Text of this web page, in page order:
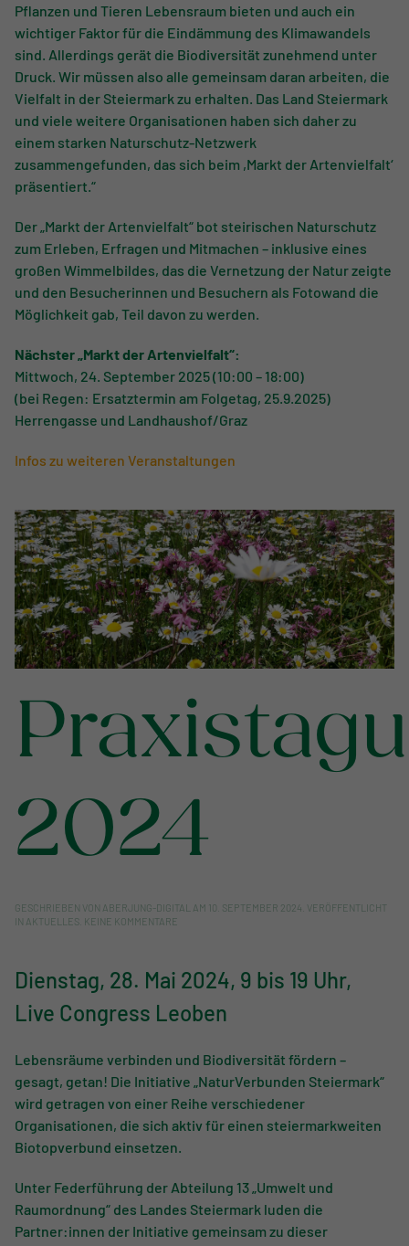
Pflanzen und Tieren Lebensraum bieten und auch ein
wichtiger Faktor für die Eindämmung des Klimawandels
sind. Allerdings gerät die Biodiversität zunehmend unter
Druck. Wir müssen also alle gemeinsam daran arbeiten, die
Vielfalt in der Steiermark zu erhalten. Das Land Steiermark
und viele weitere Organisationen haben sich daher zu
einem starken Naturschutz-Netzwerk
zusammengefunden, das sich beim ,Markt der Artenvielfalt‘
präsentiert.“
Der „Markt der Artenvielfalt“ bot steirischen Naturschutz
zum Erleben, Erfragen und Mitmachen – inklusive eines
großen Wimmelbildes, das die Vernetzung der Natur zeigte
und den Besucherinnen und Besuchern als Fotowand die
Möglichkeit gab, Teil davon zu werden.
Nächster „Markt der Artenvielfalt“:
Mittwoch, 24. September 2025 (10:00 – 18:00)
(bei Regen: Ersatztermin am Folgetag, 25.9.2025)
Herrengasse und Landhaushof/Graz
Infos zu weiteren Veranstaltungen
2024
GESCHRIEBEN VON ABERJUNG-DIGITAL AM 10. SEPTEMBER 2024 . VERÖFFENTLICHT
IN AKTUELLES KEINE KOMMENTARE
Dienstag, 28. Mai 2024, 9 bis 19 Uhr,
Live Congress Leoben
Lebensräume verbinden und Biodiversität fördern –
gesagt, getan! Die Initiative „NaturVerbunden Steiermark“
wird getragen von einer Reihe verschiedener
Organisationen, die sich aktiv für einen steiermarkweiten
Biotopverbund einsetzen.
Unter Federführung der Abteilung 13 „Umwelt und
Raumordnung“ des Landes Steiermark luden die
Partner:innen der Initiative gemeinsam zu dieser